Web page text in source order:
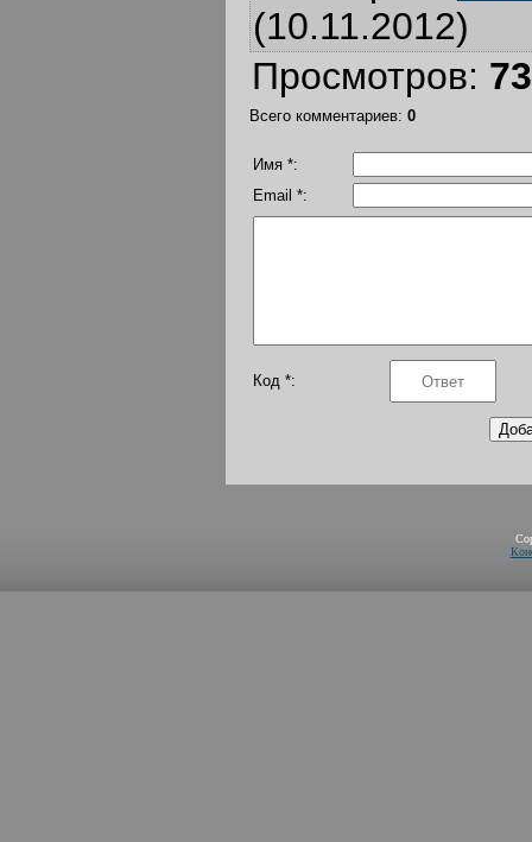
(10.11.2012)
Просмотров:
Всего комментариев: 0
Имя *:
Email *:
Код *: